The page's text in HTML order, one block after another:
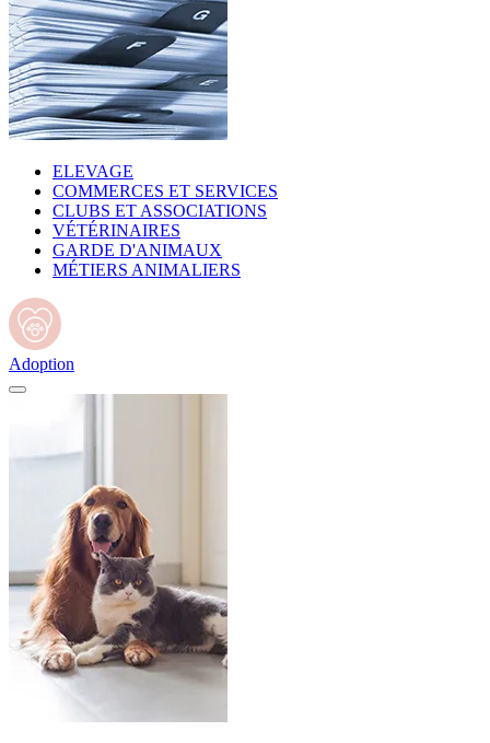
ELEVAGE
COMMERCES ET SERVICES
CLUBS ET ASSOCIATIONS
VÉTÉRINAIRES
GARDE D'ANIMAUX
MÉTIERS ANIMALIERS
Adoption